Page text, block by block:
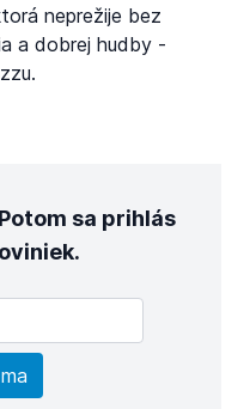
neprežije bez
a dobrej hudby -
sa prihlás